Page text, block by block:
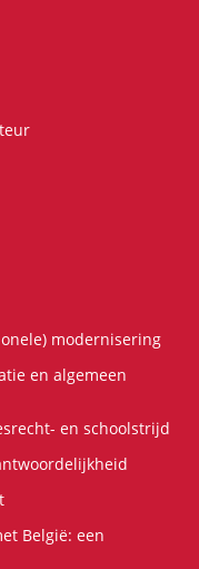
modernisering
en algemeen
en schoolstrijd
België: een